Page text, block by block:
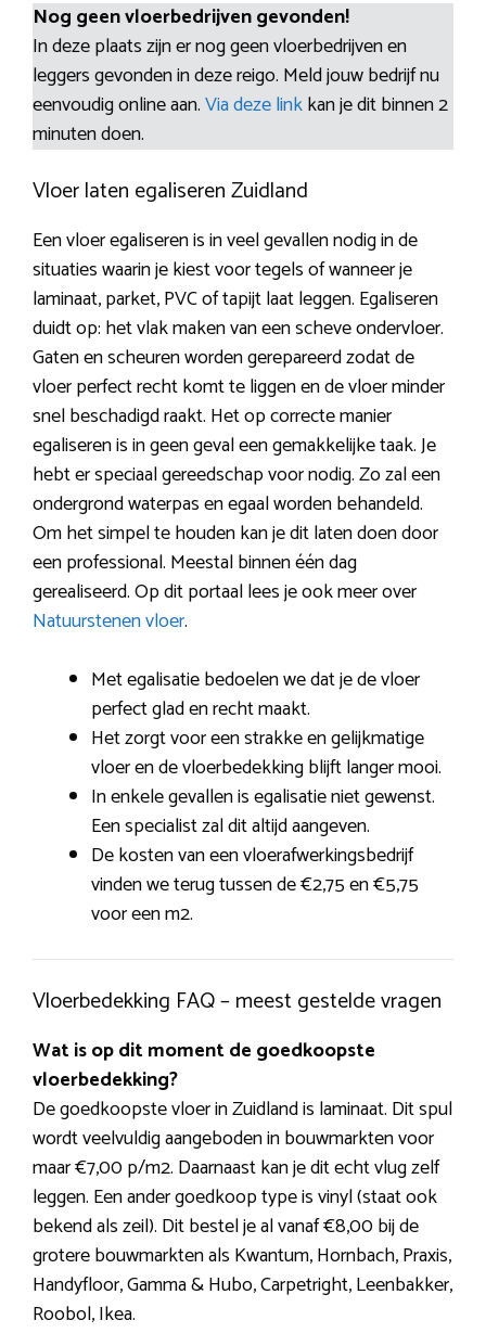
Nog geen vloerbedrijven gevonden!
In deze plaats zijn er nog geen vloerbedrijven en
leggers gevonden in deze reigo. Meld jouw bedrijf nu
eenvoudig online aan.Via deze linkkan je dit binnen 2
minuten doen.
Vloer laten egaliseren Zuidland
Een vloer egaliseren is in veel gevallen nodig in de
situaties waarin je kiest voor tegels of wanneer je
laminaat, parket, PVC of tapijt laat leggen. Egaliseren
duidt op: het vlak maken van een scheve ondervloer.
Gaten en scheuren worden gerepareerd zodat de
vloer perfect recht komt te liggen en de vloer minder
snel beschadigd raakt. Het op correcte manier
egaliseren is in geen geval een gemakkelijke taak. Je
hebt er speciaal gereedschap voor nodig. Zo zal een
ondergrond waterpas en egaal worden behandeld.
Om het simpel te houden kan je dit laten doen door
een professional. Meestal binnen één dag
gerealiseerd. Op dit portaal lees je ook meer over
Natuurstenen vloer.
Met egalisatie bedoelen we dat je de vloer
perfect glad en recht maakt.
Het zorgt voor een strakke en gelijkmatige
vloer en de vloerbedekking blijft langer mooi.
In enkele gevallen is egalisatie niet gewenst.
Een specialist zal dit altijd aangeven.
De kosten van een vloerafwerkingsbedrijf
vinden we terug tussen de €2,75 en €5,75
voor een m2.
Vloerbedekking FAQ – meest gestelde vragen
Wat is op dit moment de goedkoopste
vloerbedekking?
De goedkoopste vloer in Zuidland is laminaat. Dit spul
wordt veelvuldig aangeboden in bouwmarkten voor
maar €7,00 p/m2. Daarnaast kan je dit echt vlug zelf
leggen. Een ander goedkoop type is vinyl (staat ook
bekend als zeil). Dit bestel je al vanaf €8,00 bij de
grotere bouwmarkten als Kwantum, Hornbach, Praxis,
Handyfloor, Gamma & Hubo, Carpetright, Leenbakker,
Roobol, Ikea.